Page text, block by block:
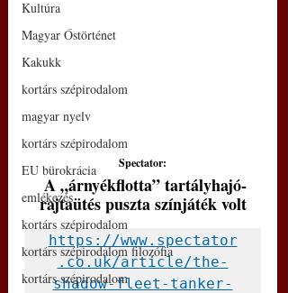
Kultúra
Magyar Őstörténet
Kakukk
kortárs szépirodalom
magyar nyelv
kortárs szépirodalom
EU bürokrácia
emlékezés
kortárs szépirodalom
kortárs szépirodalom filozófia
kortárs szépirodalom
Spectator:
A „árnyékflotta” tartályhajó-
rajtaütés puszta színjáték volt
https://www.spectator
.co.uk/article/the-
shadow-fleet-tanker-